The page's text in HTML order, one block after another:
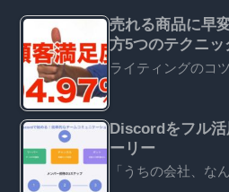
売れる商品に早
方5つのテクニッ
ライティングのコ
Discordをフル活
ーリー
「うちの会社、な